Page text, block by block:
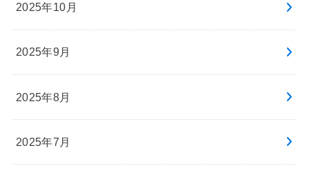
2025年10月
2025年9月
2025年8月
2025年7月